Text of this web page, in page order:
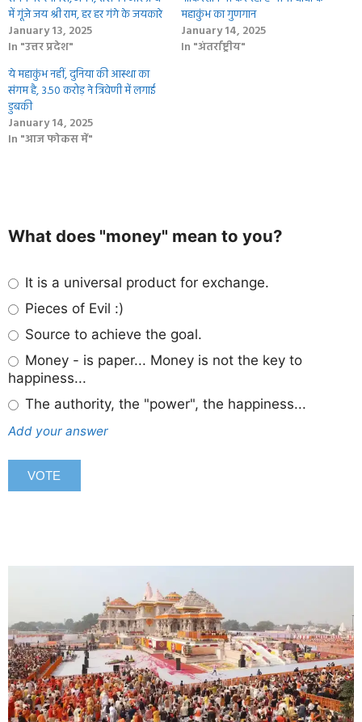
में गूंजे जय श्री राम, हर हर गंगे के जयकारे
January 13, 2025
In "उत्तर प्रदेश"
महाकुंभ का गुणगान
January 14, 2025
In "अंतर्राष्ट्रीय"
ये महाकुंभ नहीं, दुनिया की आस्‍था का
संगम है, 3.50 करोड़ ने त्रिवेणी में लगाई
डुबकी
January 14, 2025
In "आज फोकस में"
What does "money" mean to you?
It is a universal product for exchange.
Pieces of Evil :)
Source to achieve the goal.
Money - is paper... Money is not the key to
happiness...
The authority, the "power", the happiness...
Add your answer